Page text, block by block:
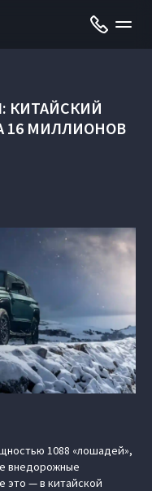
КИТАЙСКИЙ
16 МИЛЛИОНОВ
1088 «лошадей»,
внедорожные
это — в китайской